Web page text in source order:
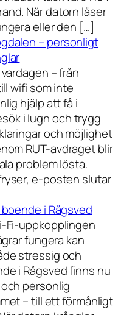
När datorn låser
eller den […]
– personligt
– från
wifi som inte
hjälp att få i
i lugn och trygg
och möjlighet
RUT-avdraget blir
problem lösta.
e-posten slutar
i Rågsved
Fi-uppkopplingen
fungera kan
stressig och
i Rågsved finns nu
personlig
– till ett förmånligt